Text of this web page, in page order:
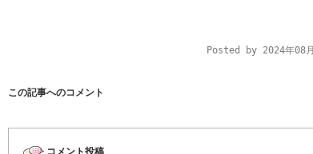
Posted by 2024年
この記事へのコメント
コメント投稿